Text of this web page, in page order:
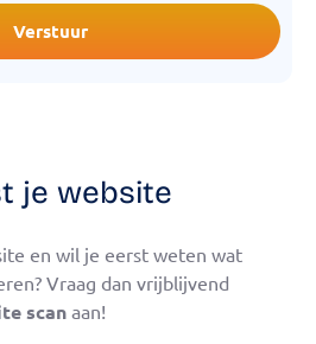
Verstuur
je website
en wil je eerst weten wat
Vraag dan vrijblijvend
scan aan!